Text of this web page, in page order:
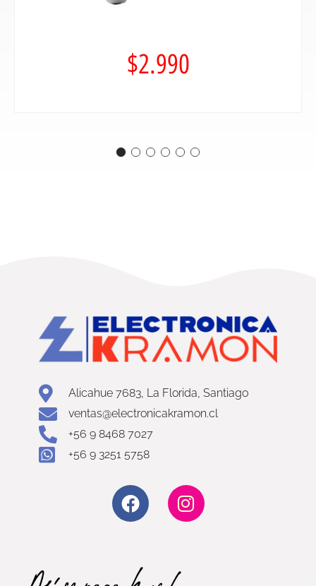
$2.990
Alicahue 7683, La Florida, Santiago
ventas@electronicakramon.cl
+56 9 8468 7027
+56 9 3251 5758